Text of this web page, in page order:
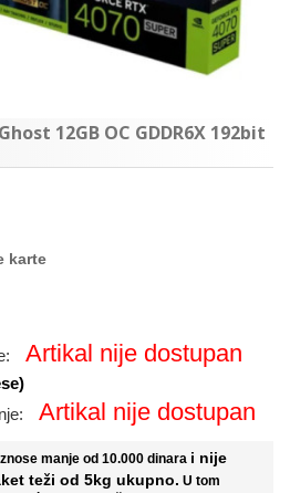
12GB OC GDDR6X 192bit
karte
Artikal nije dostupan
Artikal nije dostupan
manje od 10.000 dinara i nije
teži od 5kg ukupno. U tom